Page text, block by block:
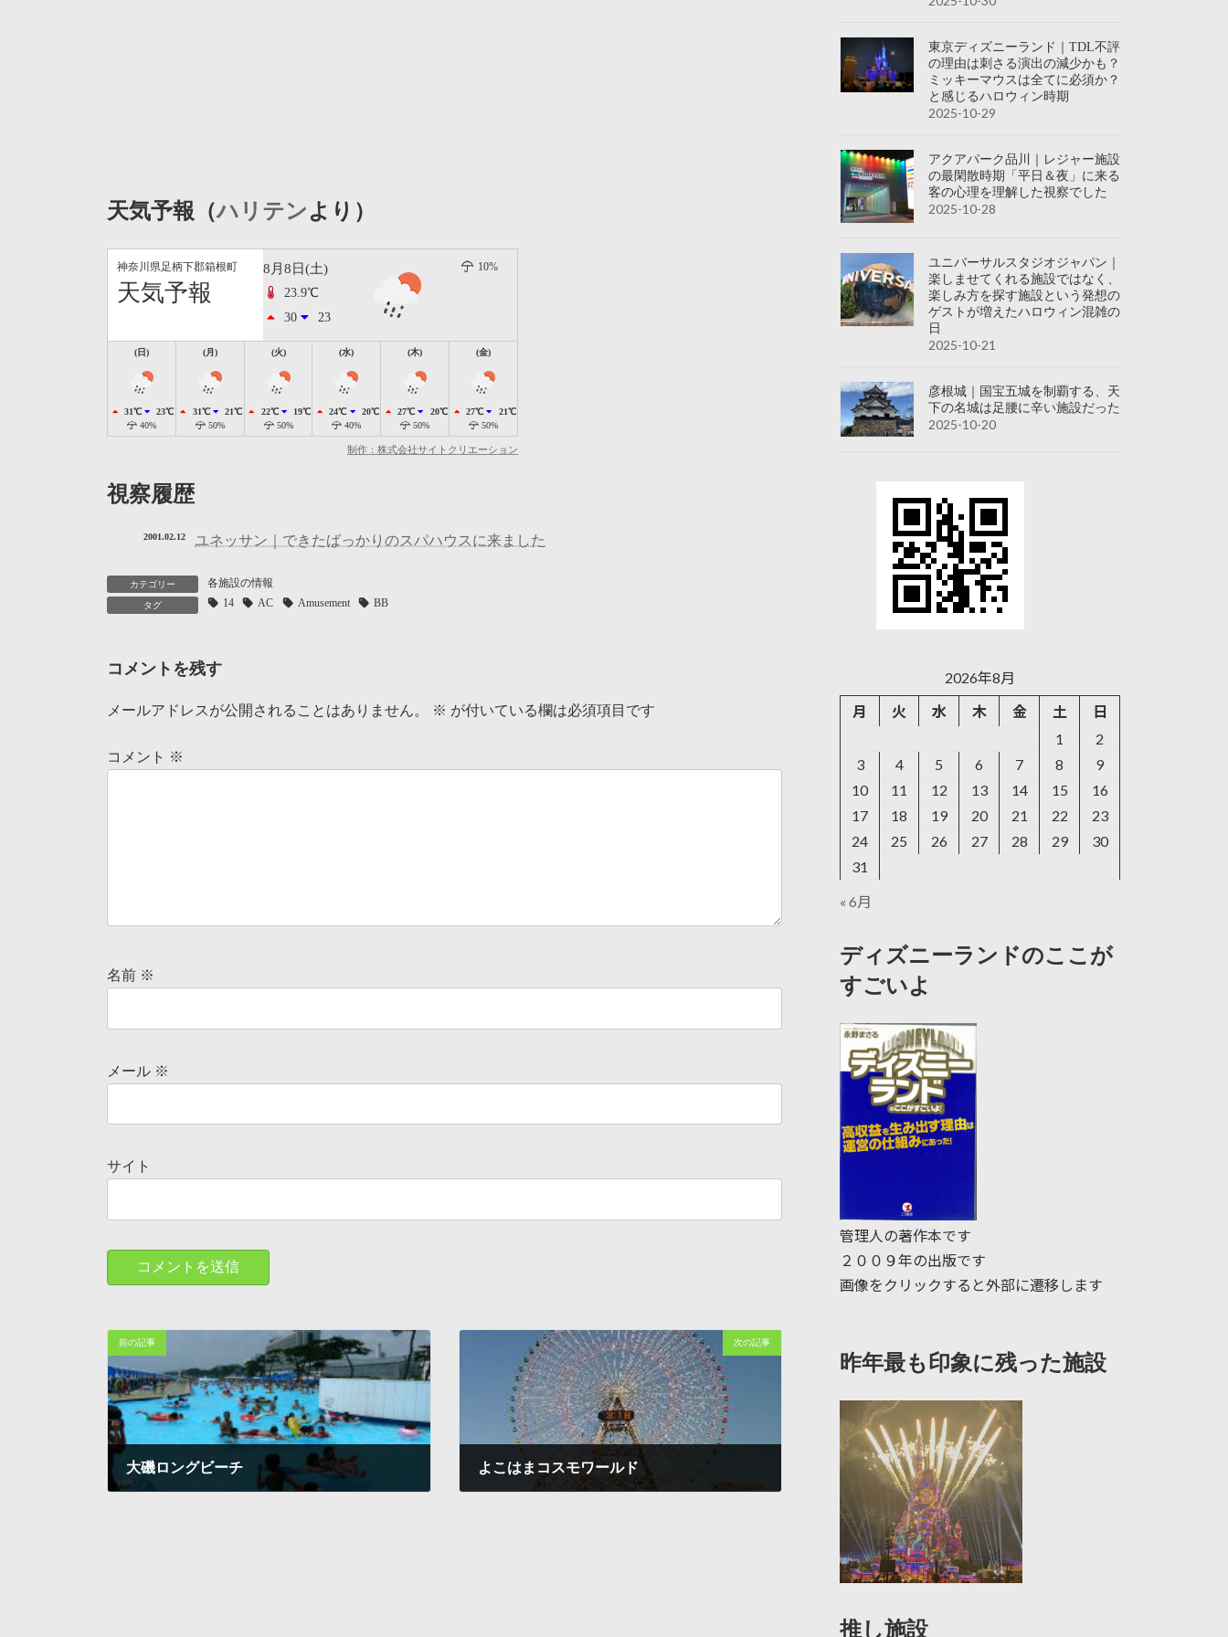
天気予報（ハリテンより）
神奈川県足柄下郡箱根町
天気予報
8月8日(土)
23.9℃
30
23
10%
(日)
31℃
23℃
40%
(月)
31℃
21℃
50%
(火)
22℃
19℃
50%
(水)
24℃
20℃
40%
(木)
27℃
20℃
50%
(金)
27℃
21℃
50%
制作：株式会社サイトクリエーション
視察履歴
ユネッサン｜できたばっかりのスパハウスに来ました
2001.02.12
カテゴリー 各施設の情報
タグ 14 AC Amusement BB
コメントを残す
メールアドレスが公開されることはありません。 ※ が付いている欄は必須項目です
コメント ※
名前 ※
メール ※
サイト
前の記事
大磯ロングビーチ
次の記事
よこはまコスモワールド
東京ディズニーランド｜TDL不評
の理由は刺さる演出の減少かも？
ミッキーマウスは全てに必須か？
と感じるハロウィン時期
2025-10-29
アクアパーク品川｜レジャー施設
の最閑散時期「平日＆夜」に来る
客の心理を理解した視察でした
2025-10-28
ユニバーサルスタジオジャパン｜
楽しませてくれる施設ではなく、
楽しみ方を探す施設という発想の
ゲストが増えたハロウィン混雑の
日
2025-10-21
彦根城｜国宝五城を制覇する、天
下の名城は足腰に辛い施設だった
2025-10-20
2026年8月
月
火 水 木 金 土
日
1
2
3
4 5 6 7 8
9
10
11 12 13 14 15
16
17
18 19 20 21 22
23
24
25 26 27 28 29
30
31
« 6月
ディズニーランドのここが
すごいよ
管理人の著作本です
２００９年の出版です
画像をクリックすると外部に遷移します
昨年最も印象に残った施設
推し施設